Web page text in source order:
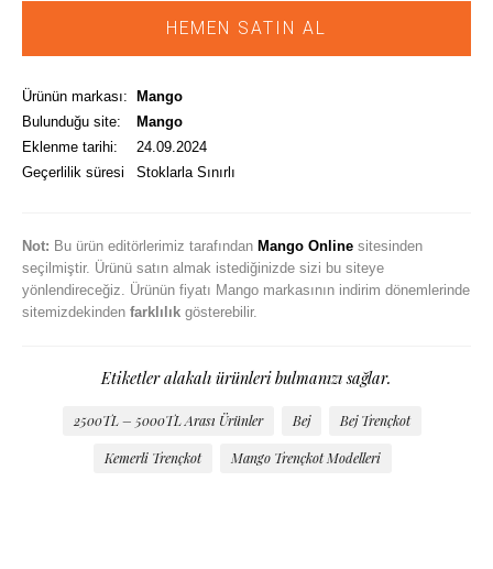
HEMEN SATIN AL
Ürünün markası:
Mango
Bulunduğu site:
Mango
Eklenme tarihi:
24.09.2024
Geçerlilik süresi
Stoklarla Sınırlı
Not: Bu ürün editörlerimiz tarafından Mango Onlinesitesinden
seçilmiştir. Ürünü satın almak istediğinizde sizi bu siteye
yönlendireceğiz. Ürünün fiyatı Mango markasının indirim dönemlerinde
sitemizdekinden farklılıkgösterebilir.
Etiketler alakalı ürünleri bulmanızı sağlar.
2500TL – 5000TL Arası Ürünler Bej Bej Trençkot
Kemerli Trençkot Mango Trençkot Modelleri